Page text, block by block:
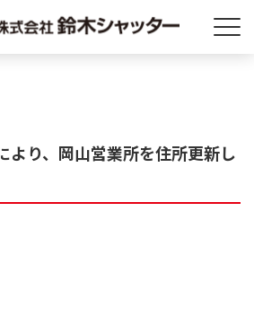
より、岡山営業所を住所更新し